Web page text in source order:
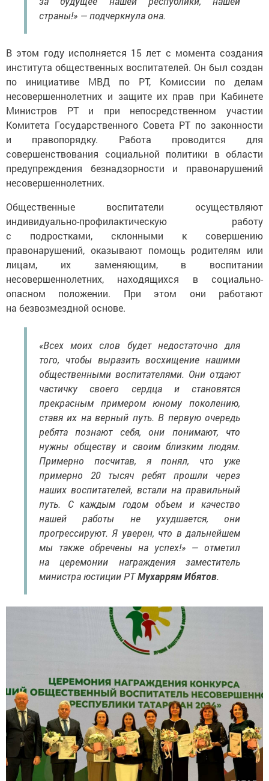
страны!» — подчеркнула она.
В этом году исполняется 15 лет с момента создания
института общественных воспитателей. Он был создан
по инициативе МВД по РТ, Комиссии по делам
несовершеннолетних и защите их прав при Кабинете
Министров РТ и при непосредственном участии
Комитета Государственного Совета РТ по законности
и правопорядку. Работа проводится для
совершенствования социальной политики в области
предупреждения безнадзорности и правонарушений
несовершеннолетних.
Общественные воспитатели осуществляют
индивидуально-профилактическую работу
с подростками, склонными к совершению
правонарушений, оказывают помощь родителям или
лицам, их заменяющим, в воспитании
несовершеннолетних, находящихся в социально-
опасном положении. При этом они работают
на безвозмездной основе.
«Всех моих слов будет недостаточно для
того, чтобы выразить восхищение нашими
общественными воспитателями. Они отдают
частичку своего сердца и становятся
прекрасным примером юному поколению,
ставя их на верный путь. В первую очередь
ребята познают себя, они понимают, что
нужны обществу и своим близким людям.
Примерно посчитав, я понял, что уже
примерно 20 тысяч ребят прошли через
наших воспитателей, встали на правильный
путь. С каждым годом объем и качество
нашей работы не ухудшается, они
прогрессируют. Я уверен, что в дальнейшем
мы также обречены на успех!» — отметил
на церемонии награждения заместитель
министра юстиции РТМухаррям Ибятов.